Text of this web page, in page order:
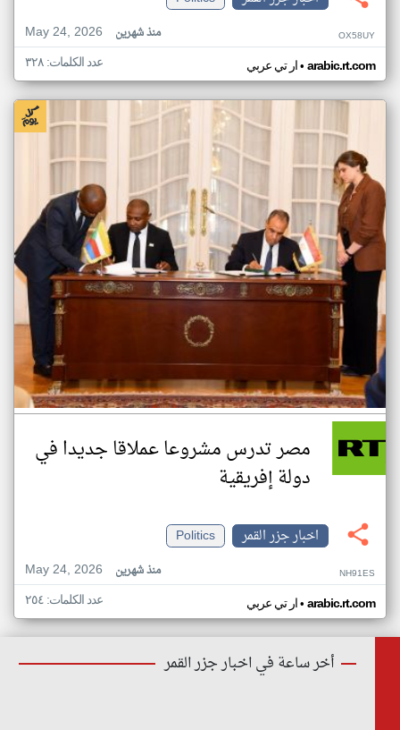
May 24, 2026
منذ شهرين OX58UY
ار تي عربي• arabic.rt.com عدد الكلمات: ٣٢٨
مصر تدرس مشروعا عملاقا جديدا في
دولة إفريقية
اخبار جزر القمر
Politics
May 24, 2026
منذ شهرين NH91ES
ار تي عربي• arabic.rt.com عدد الكلمات: ٢٥٤
أخر ساعة في اخبار جزر القمر